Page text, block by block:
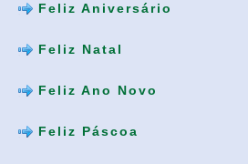
Feliz Aniversário
Feliz Natal
Feliz Ano Novo
Feliz Páscoa